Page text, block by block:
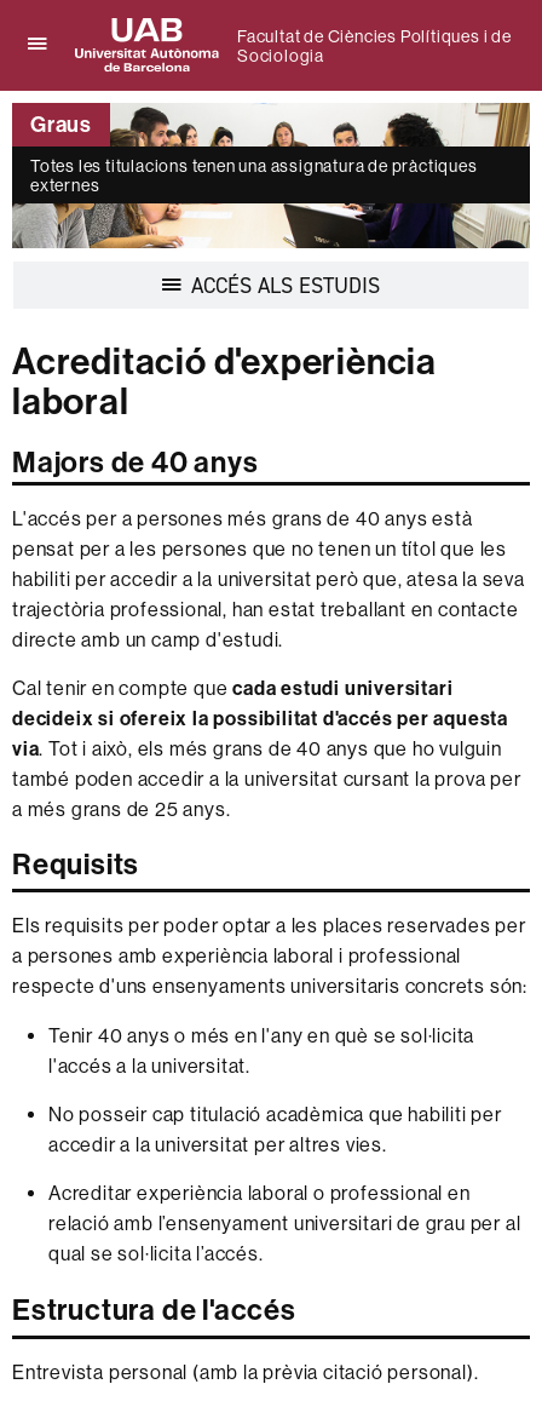
per
desplegar
el
menú
de
Facultat
de
Ciències
Sociologia
Universitat
Autònoma
de
Barcelona
Facultat de Ciències Polítiques i de
Sociologia
Graus
Totes les titulacions tenen una assignatura de pràctiques
externes
ACCÉS ALS ESTUDIS
Acreditació d'experiència
laboral
Majors de 40 anys
L'accés per a persones més grans de 40 anys està
pensat per a les persones que no tenen un títol que les
habiliti per accedir a la universitat però que, atesa la seva
trajectòria professional, han estat treballant en contacte
directe amb un camp d'estudi.
Cal tenir en compte quecada estudi universitari
decideix si ofereix la possibilitat d'accés per aquesta
via. Tot i això, els més grans de 40 anys que ho vulguin
també poden accedir a la universitat cursant la prova per
a més grans de 25 anys.
Requisits
Els requisits per poder optar a les places reservades per
a persones amb experiència laboral i professional
respecte d'uns ensenyaments universitaris concrets són:
Tenir 40 anys o més en l'any en què se sol·licita
l'accés a la universitat.
No posseir cap titulació acadèmica que habiliti per
accedir a la universitat per altres vies.
Acreditar experiència laboral o professional en
relació amb l’ensenyament universitari de grau per al
qual se sol·licita l’accés.
Estructura de l'accés
Entrevista personal (amb la prèvia citació personal).